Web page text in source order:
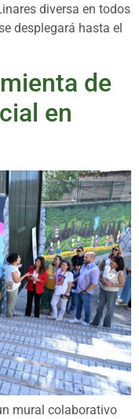
diversa en todos
desplegará hasta el
de
en
mural colaborativo